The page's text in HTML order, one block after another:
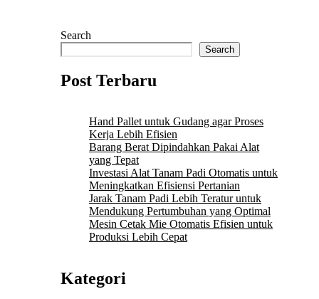
Search
Search
Post Terbaru
Hand Pallet untuk Gudang agar Proses
Kerja Lebih Efisien
Barang Berat Dipindahkan Pakai Alat
yang Tepat
Investasi Alat Tanam Padi Otomatis untuk
Meningkatkan Efisiensi Pertanian
Jarak Tanam Padi Lebih Teratur untuk
Mendukung Pertumbuhan yang Optimal
Mesin Cetak Mie Otomatis Efisien untuk
Produksi Lebih Cepat
Kategori